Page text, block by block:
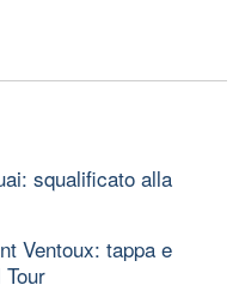
squalificato alla
Ventoux: tappa e